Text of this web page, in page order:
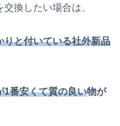
換したい場合は、
りと付いている社外新品
1番安くて質の良い物が